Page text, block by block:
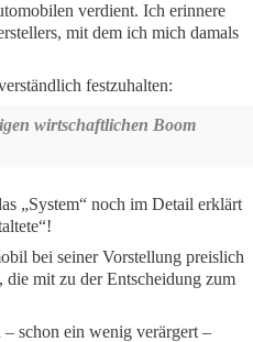
verdient. Ich erinnere
mit dem ich mich damals
festzuhalten:
wirtschaftlichen Boom
„System“ noch im Detail erklärt
bei seiner Vorstellung preislich
die mit zu der Entscheidung zum
schon ein wenig verärgert –